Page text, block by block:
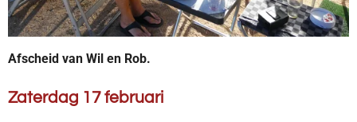
Afscheid van Wil en Rob.
Zaterdag 17 februari